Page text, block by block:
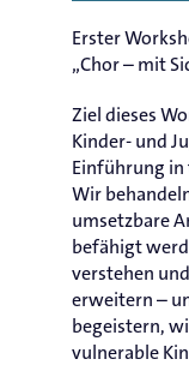
Erster
„Chor – mit
Ziel dieses
Kinder- und
Einführung in
Wir
umsetzbare
befähigt
verstehen
erweitern –
begeistern,
vulnerable